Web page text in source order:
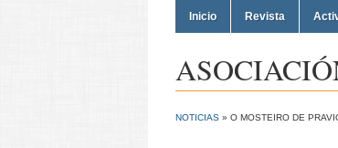
Inicio Revista
NOTICIAS » O MOSTEIRO DE